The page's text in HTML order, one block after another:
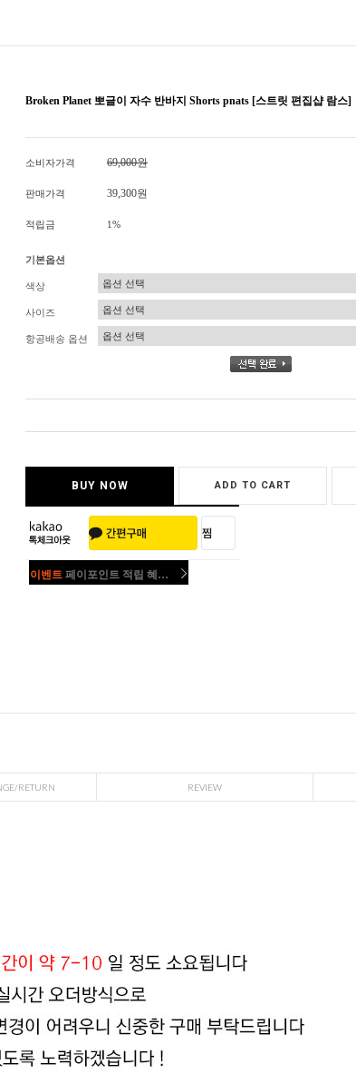
Broken Planet 뽀글이 자수 반바지 Shorts pnats [스트릿 편집샵 람스]
소비자가격 69,000원
판매가격 39,300원
적립금 1%
기본옵션
색상
사이즈
항공배송 옵션
BUY NOW ADD TO CART
이벤트 페이포인트 적립 혜택 2배 UP!
RETURN REVIEW